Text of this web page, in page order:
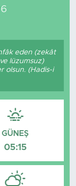
eden (zekât
lüzumsuz)
olsun. (Hadis-i
GÜNEŞ
05:15